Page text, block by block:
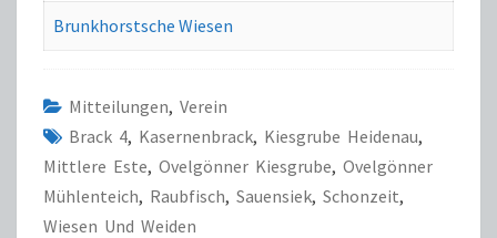
Brunkhorstsche Wiesen
Mitteilungen, Verein
Brack 4, Kasernenbrack, Kiesgrube Heidenau,
Mittlere Este, Ovelgönner Kiesgrube, Ovelgönner
Mühlenteich, Raubfisch, Sauensiek, Schonzeit,
Wiesen Und Weiden